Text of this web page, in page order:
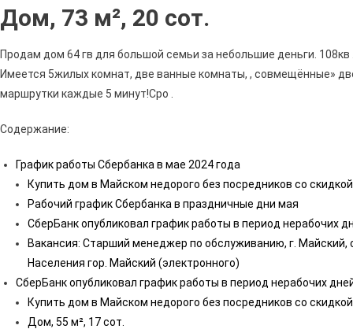
Дом, 73 м², 20 сот.
Продам дом 64 гв для большой семьи за небольшие деньги.
Имеется 5жилых комнат, две ванные комнаты, , совмещённые»
маршрутки каждые 5 минут!Сро .
Содержание:
График работы Сбербанка в мае 2024 года
Купить дом в Майском недорого без посредников со
Рабочий график Сбербанка в праздничные дни мая
СберБанк опубликовал график работы в период нерабочих
Вакансия: Старший менеджер по обслуживанию, г. Майский,
Населения гор. Майский (электронного)
СберБанк опубликовал график работы в период нерабочих
Купить дом в Майском недорого без посредников со
Дом, 55 м², 17 сот.